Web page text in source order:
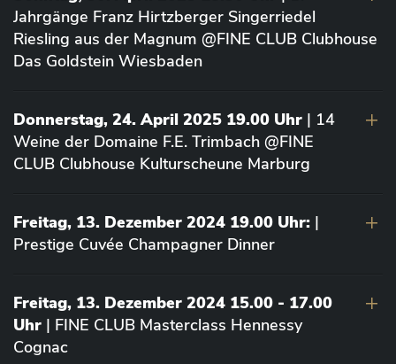
Jahrgänge Franz Hirtzberger Singerriedel
Riesling aus der Magnum @FINE CLUB Clubhouse
Das Goldstein Wiesbaden
Donnerstag, 24. April 2025 19.00 Uhr | 14
Weine der Domaine F.E. Trimbach @FINE
CLUB Clubhouse Kulturscheune Marburg
Freitag, 13. Dezember 2024 19.00 Uhr: |
Prestige Cuvée Champagner Dinner
Freitag, 13. Dezember 2024 15.00 - 17.00
Uhr | FINE CLUB Masterclass Hennessy
Cognac